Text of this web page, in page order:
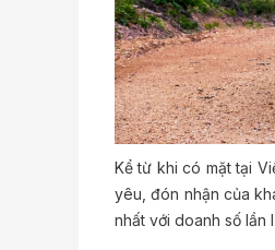
Kể từ khi có mặt tại
yêu, đón nhận của
nhất với doanh số lần